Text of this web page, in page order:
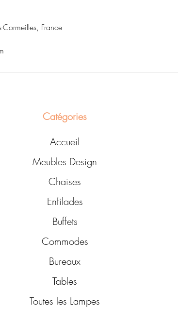
France
Catégories
Accueil
Meubles Design
Chaises
Enfilades
Buffets
Commodes
Bureaux
Tables
Toutes les Lampes